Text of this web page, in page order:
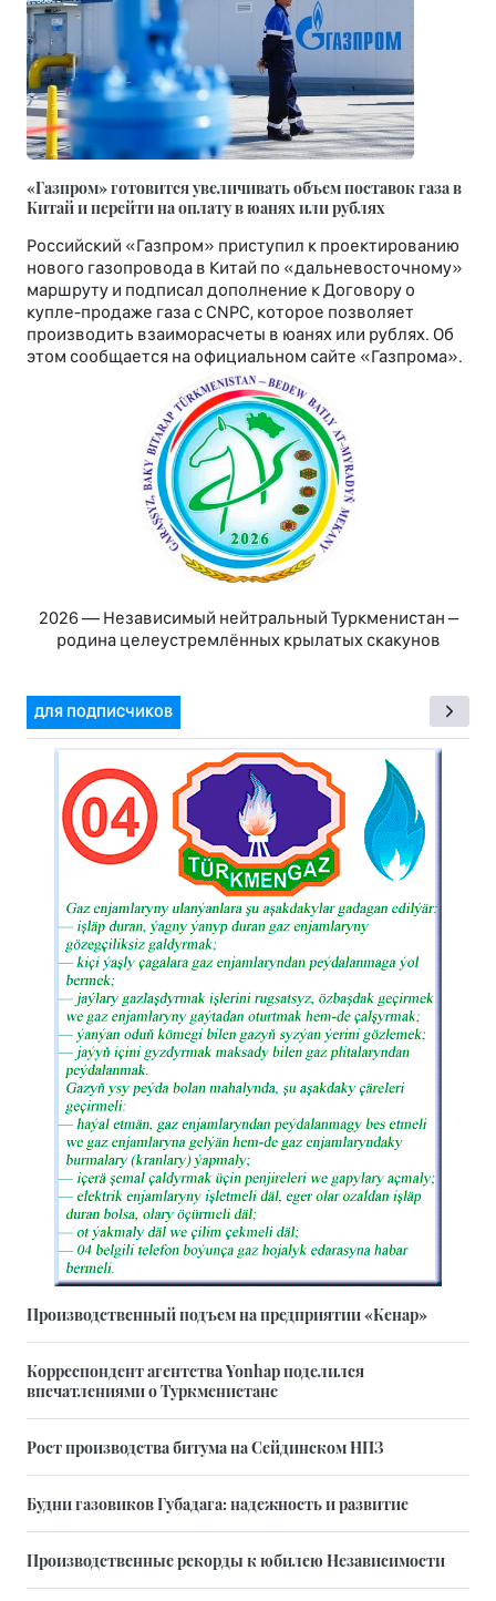
«Газпром» готовится увеличивать объем поставок газа в
Китай и перейти на оплату в юанях или рублях
Российский «Газпром» приступил к проектированию
нового газопровода в Китай по «дальневосточному»
маршруту и подписал дополнение к Договору о
купле-продаже газа с CNPC, которое позволяет
производить взаиморасчеты в юанях или рублях. Об
этом сообщается на официальном сайте «Газпрома».
2026 — Независимый нейтральный Туркменистан –
родина целеустремлённых крылатых скакунов
ДЛЯ ПОДПИСЧИКОВ
Производственный подъем на предприятии «Кенар»
Корреспондент агентства Yonhap поделился
впечатлениями о Туркменистане
Рост производства битума на Сейдинском НПЗ
Будни газовиков Губадага: надежность и развитие
Производственные рекорды к юбилею Независимости